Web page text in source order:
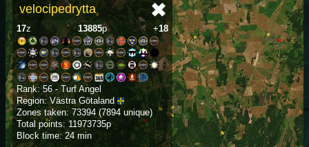
velocipedrytta
17z 13885p +18
Rank: 56 - Turf Angel
Region: Västra Götaland
Zones taken: 73394 (7894 unique)
Total points: 11973735p
Block time: 24 min